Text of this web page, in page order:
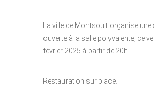
La ville de Montsoult organise une
ouverte à la salle polyvalente, ce
février 2025 à partir de 20h.
Restauration sur place.